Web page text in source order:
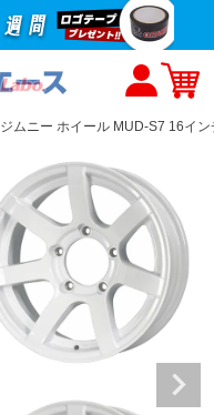
ジムニー ホイール MUD-S7 16イ